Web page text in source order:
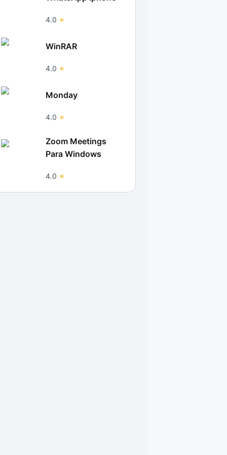
4.0
WinRAR
4.0
Monday
4.0
Zoom Meetings
Para Windows
4.0